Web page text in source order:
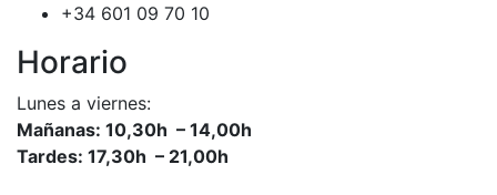
+34 601 09 70 10
Horario
Lunes a viernes:
Mañanas: 10,30h – 14,00h
Tardes: 17,30h – 21,00h